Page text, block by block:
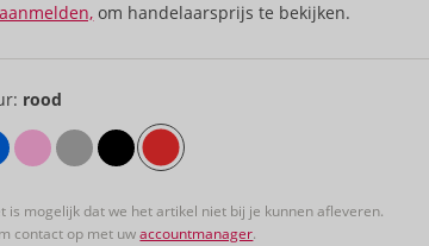
om handelaarsprijs te bekijken.
rood
is mogelijk dat we het artikel niet bij je kunnen afleveren.
contact op met uwaccountmanager.